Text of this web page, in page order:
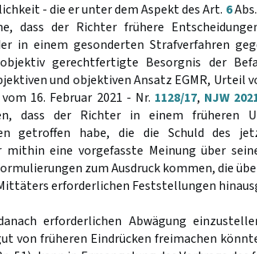
- die er unter dem Aspekt des Art. 6
dass der Richter frühere
in einem gesonderten Strafverfahren
gerechtfertigte Besorgnis der
und objektiven Ansatz EGMR, Urteil
16. Februar 2021 - Nr. 1128/17, NJW
dass der Richter in einem früheren
getroffen habe, die die Schuld des
mithin eine vorgefasste Meinung über
zum Ausdruck kommen, die
erforderlichen Feststellungen
erforderlichen Abwägung
von früheren Eindrücken freimachen